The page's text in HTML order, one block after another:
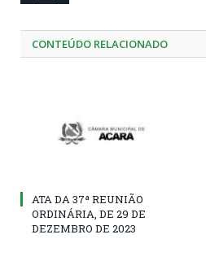
CONTEÚDO RELACIONADO
ATA DA 37ª REUNIÃO
ORDINÁRIA, DE 29 DE
DEZEMBRO DE 2023